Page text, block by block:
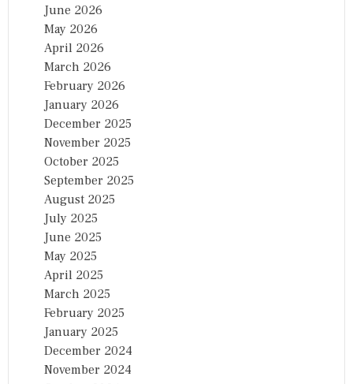
June 2026
May 2026
April 2026
March 2026
February 2026
January 2026
December 2025
November 2025
October 2025
September 2025
August 2025
July 2025
June 2025
May 2025
April 2025
March 2025
February 2025
January 2025
December 2024
November 2024